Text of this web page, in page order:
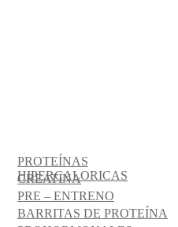
PROTEÍNAS
HIPERCALORICAS
CREATINA
PRE – ENTRENO
BARRITAS DE PROTEÍNA